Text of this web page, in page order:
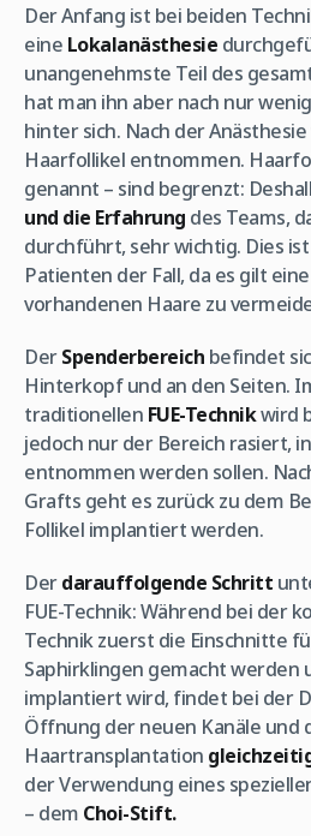
Der Anfang ist bei beiden
eine Lokalanästhesie
unangenehmste Teil des
hat man ihn aber nach nur
hinter sich. Nach der
Haarfollikel entnommen.
genannt – sind begrenzt:
und die Erfahrung des Teams,
durchführt, sehr wichtig. Dies
Patienten der Fall, da es gilt
vorhandenen Haare zu
DerSpenderbereich befindet
Hinterkopf und an den Seiten.
traditionellen FUE-Technikwird
jedoch nur der Bereich rasiert,
entnommen werden sollen.
Grafts geht es zurück zu dem
Follikel implantiert werden.
Derdarauffolgende Schritt
FUE-Technik: Während bei der
Technik zuerst die Einschnitte
Saphirklingen gemacht werden
implantiert wird, findet bei der
Öffnung der neuen Kanäle und
Haartransplantation
der Verwendung eines
– dem Choi-Stift.